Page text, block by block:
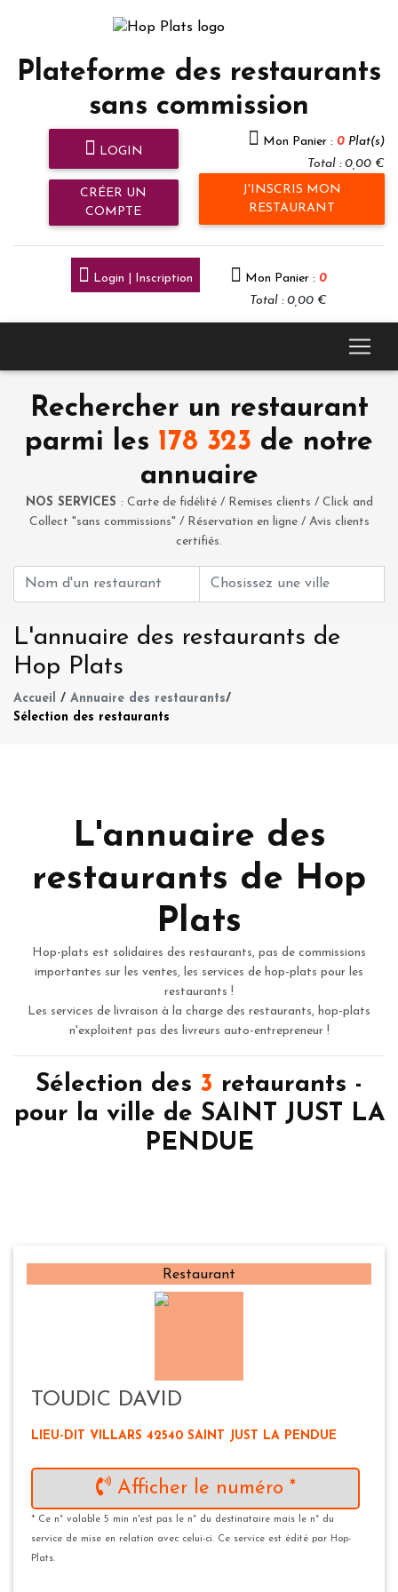
Plateforme des restaurants
sans commission
LOGIN
CRÉER UN
COMPTE
Mon Panier : 0 Plat(s)
Total : 0,00 €
J'INSCRIS MON
RESTAURANT
Login | Inscription Mon Panier : 0
Total : 0,00 €
Rechercher un restaurant
parmi les 178 323 de notre
annuaire
NOS SERVICES : Carte de fidélité / Remises clients / Click and
Collect "sans commissions" / Réservation en ligne / Avis clients
certifiés.
L'annuaire des restaurants de
Hop Plats
Accueil / Annuaire des restaurants/
Sélection des restaurants
L'annuaire des
restaurants de Hop
Plats
Hop-plats est solidaires des restaurants, pas de commissions
importantes sur les ventes, les services de hop-plats pour les
restaurants !
Les services de livraison à la charge des restaurants, hop-plats
n'exploitent pas des livreurs auto-entrepreneur !
Sélection des 3 retaurants -
pour la ville de SAINT JUST LA
PENDUE
Restaurant
TOUDIC DAVID
LIEU-DIT VILLARS 42540 SAINT JUST LA PENDUE
Afficher le numéro *
* Ce n° valable 5 min n'est pas le n° du destinataire mais le n° du
service de mise en relation avec celui-ci. Ce service est édité par Hop-
Plats.